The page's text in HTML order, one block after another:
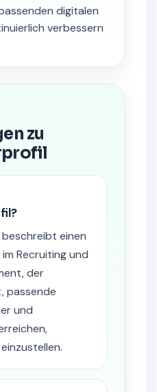
digitalen
verbessern
zu
einen
Recruiting und
der
passende
und